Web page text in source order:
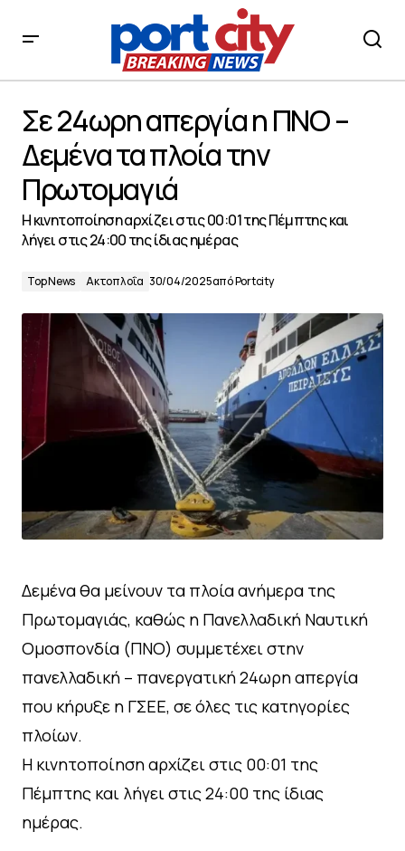
Πρωτομαγιά
Σε 24ωρη απεργία η ΠΝΟ –
Δεμένα τα πλοία την
Πρωτομαγιά
Η κινητοποίηση αρχίζει στις 00:01 της Πέμπτης και
λήγει στις 24:00 της ίδιας ημέρας
Top News Ακτοπλοΐα 30/04/2025απόPortcity
Δεμένα θα μείνουν τα πλοία ανήμερα της
Πρωτομαγιάς, καθώς η Πανελλαδική Ναυτική
Ομοσπονδία (ΠΝΟ) συμμετέχει στην
πανελλαδική – πανεργατική 24ωρη απεργία
που κήρυξε η ΓΣΕΕ, σε όλες τις κατηγορίες
πλοίων.
Η κινητοποίηση αρχίζει στις 00:01 της
Πέμπτης και λήγει στις 24:00 της ίδιας
ημέρας.